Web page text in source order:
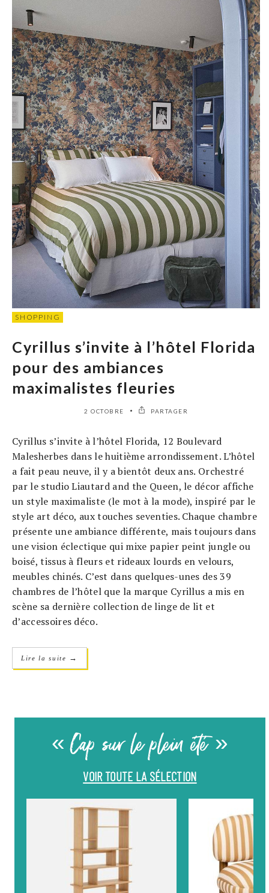
SHOPPING
Cyrillus s’invite à l’hôtel Florida
pour des ambiances
maximalistes fleuries
2 OCTOBRE PARTAGER
Cyrillus s’invite à l’hôtel Florida, 12 Boulevard
Malesherbes dans le huitième arrondissement. L’hôtel
a fait peau neuve, il y a bientôt deux ans. Orchestré
par le studio Liautard and the Queen, le décor affiche
un style maximaliste (le mot à la mode), inspiré par le
style art déco, aux touches seventies. Chaque chambre
présente une ambiance différente, mais toujours dans
une vision éclectique qui mixe papier peint jungle ou
boisé, tissus à fleurs et rideaux lourds en velours,
meubles chinés. C’est dans quelques-unes des 39
chambres de l’hôtel que la marque Cyrillus a mis en
scène sa dernière collection de linge de lit et
d’accessoires déco.
Lire la suite →
« Cap sur le plein été »
VOIR TOUTE LA SÉLECTION